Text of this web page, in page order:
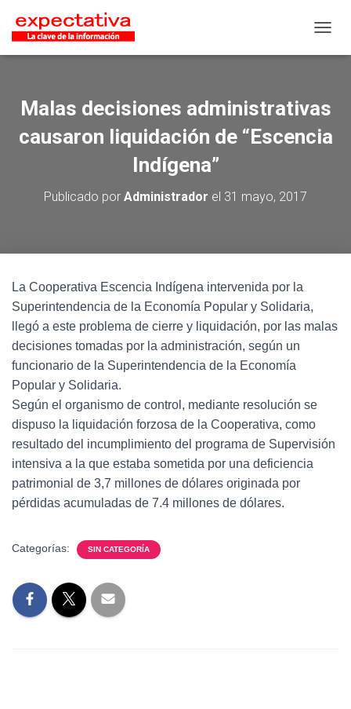
Malas decisiones administrativas
causaron liquidación de “Escencia
Indígena”
Publicado por Administrador el 31 mayo, 2017
La Cooperativa Escencia Indígena intervenida por la
Superintendencia de la Economía Popular y Solidaria,
llegó a este problema de cierre y liquidación, por las malas
decisiones tomadas por la administración, según un
funcionario de la Superintendencia de la Economía
Popular y Solidaria.
Según el organismo de control, mediante resolución se
dispuso la liquidación forzosa de la Cooperativa, como
resultado del incumplimiento del programa de Supervisión
intensiva a la que estaba sometida por una deficiencia
patrimonial de 3,7 millones de dólares originada por
pérdidas acumuladas de 7.4 millones de dólares.
Categorías: SIN CATEGORÍA